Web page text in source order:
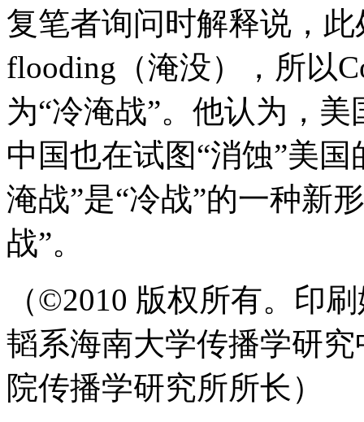
复笔者询问时解释说，
flooding（淹没），所以
为“冷淹战”。他认为，
中国也在试图“消蚀”美
淹战”是“冷战”的一种新
战”。
（©2010 版权所有。印
韬系海南大学传播学研
院传播学研究所所长）